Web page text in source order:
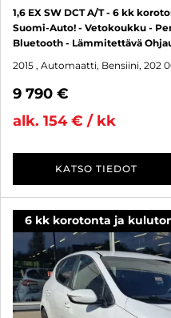
1,6 EX SW DCT A/T - 6 kk
Suomi-Auto! - Vetokoukku -
Bluetooth - Lämmitettävä
2015 , Automaatti, Bensiini, 202
9 790 €
alk. 154 € / kk
KATSO TIEDOT
6 kk korotonta ja